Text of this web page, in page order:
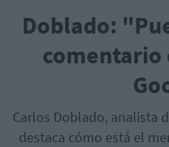
Doblado:
comentario
Carlos Doblado, analista
destaca cómo está el